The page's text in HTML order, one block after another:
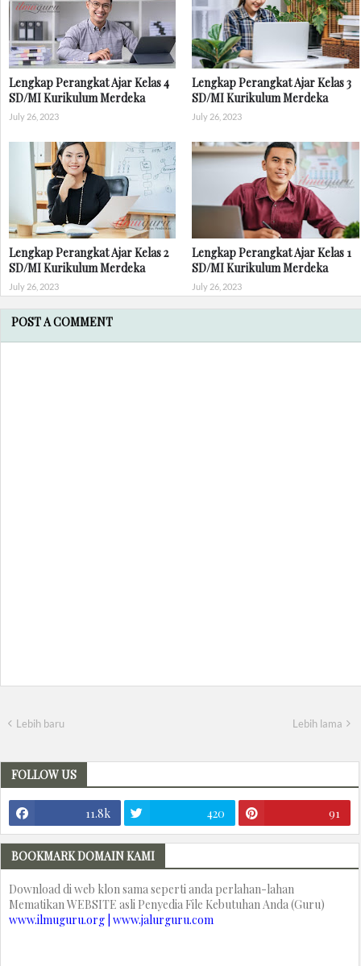
Lengkap Perangkat Ajar Kelas 4
SD/MI Kurikulum Merdeka
July 26, 2023
Lengkap Perangkat Ajar Kelas 3
SD/MI Kurikulum Merdeka
July 26, 2023
Lengkap Perangkat Ajar Kelas 2
SD/MI Kurikulum Merdeka
July 26, 2023
Lengkap Perangkat Ajar Kelas 1
SD/MI Kurikulum Merdeka
July 26, 2023
POST A COMMENT
Lebih baru Lebih lama
FOLLOW US
11.8k 420 91
BOOKMARK DOMAIN KAMI
Download di web klon sama seperti anda perlahan-lahan
Mematikan WEBSITE asli Penyedia File Kebutuhan Anda (Guru)
www.ilmuguru.org | www.jalurguru.com